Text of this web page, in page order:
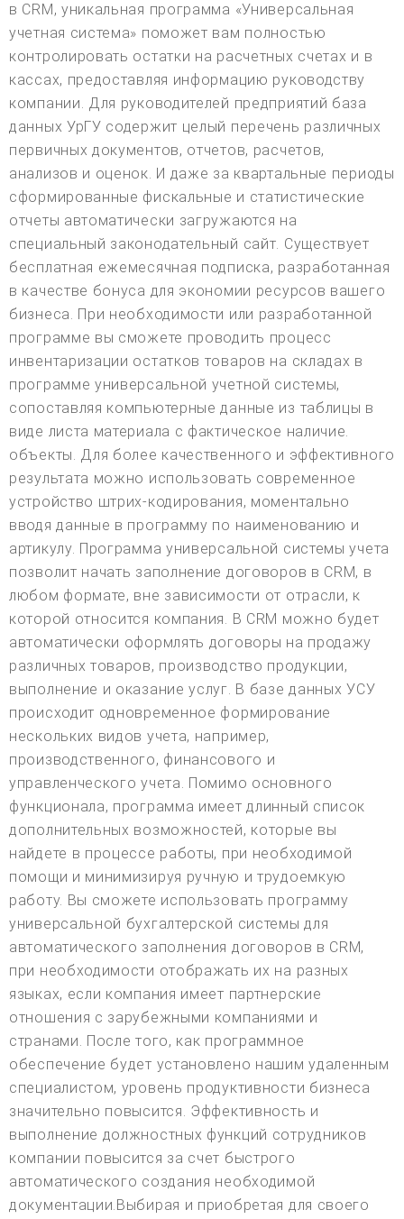
в CRM, уникальная программа «Универсальная
учетная система» поможет вам полностью
контролировать остатки на расчетных счетах и в
кассах, предоставляя информацию руководству
компании. Для руководителей предприятий база
данных УрГУ содержит целый перечень различных
первичных документов, отчетов, расчетов,
анализов и оценок. И даже за квартальные периоды
сформированные фискальные и статистические
отчеты автоматически загружаются на
специальный законодательный сайт. Существует
бесплатная ежемесячная подписка, разработанная
в качестве бонуса для экономии ресурсов вашего
бизнеса. При необходимости или разработанной
программе вы сможете проводить процесс
инвентаризации остатков товаров на складах в
программе универсальной учетной системы,
сопоставляя компьютерные данные из таблицы в
виде листа материала с фактическое наличие.
объекты. Для более качественного и эффективного
результата можно использовать современное
устройство штрих-кодирования, моментально
вводя данные в программу по наименованию и
артикулу. Программа универсальной системы учета
позволит начать заполнение договоров в CRM, в
любом формате, вне зависимости от отрасли, к
которой относится компания. В CRM можно будет
автоматически оформлять договоры на продажу
различных товаров, производство продукции,
выполнение и оказание услуг. В базе данных УСУ
происходит одновременное формирование
нескольких видов учета, например,
производственного, финансового и
управленческого учета. Помимо основного
функционала, программа имеет длинный список
дополнительных возможностей, которые вы
найдете в процессе работы, при необходимой
помощи и минимизируя ручную и трудоемкую
работу. Вы сможете использовать программу
универсальной бухгалтерской системы для
автоматического заполнения договоров в CRM,
при необходимости отображать их на разных
языках, если компания имеет партнерские
отношения с зарубежными компаниями и
странами. После того, как программное
обеспечение будет установлено нашим удаленным
специалистом, уровень продуктивности бизнеса
значительно повысится. Эффективность и
выполнение должностных функций сотрудников
компании повысится за счет быстрого
автоматического создания необходимой
документации.Выбирая и приобретая для своего